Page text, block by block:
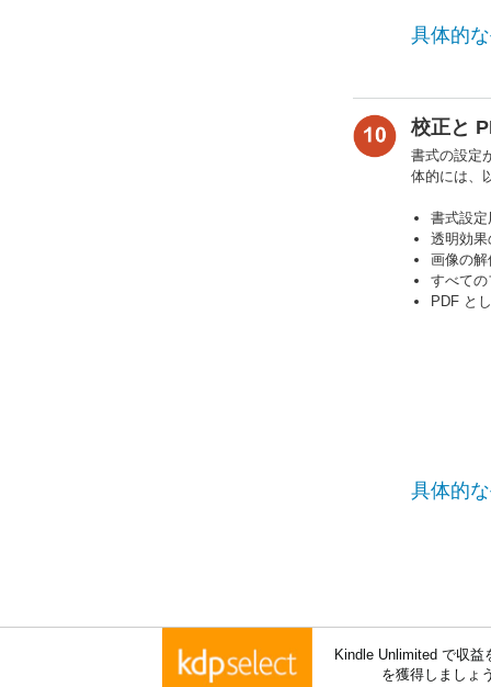
具体的
校正と
書式の設定
体的には、
書式設
透明効
画像の
すべて
PDF と
具体的
Kindle Unlimited で収
を獲得しましょ